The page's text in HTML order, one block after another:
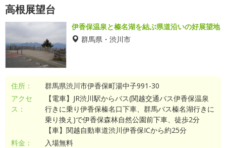
高根展望台
伊香保温泉と榛名湖を結ぶ県道沿いの好展望地
群馬県・渋川市
住所：
群馬県渋川市伊香保町湯中子991-30
アクセ
ス：
【電車】JR渋川駅からバス(関越交通バス伊香保温泉
行きに乗り伊香保榛名口下車、群馬バス榛名湖行きに
乗り換え)で伊香保森林自然公園前下車、徒歩2分
【車】関越自動車道渋川伊香保ICから約25分
料金：
入場無料